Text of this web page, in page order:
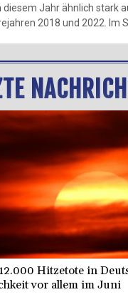
diesem Jahr ähnlich stark
2018 und 2022. Im
und Landwirtschaft
Niederschläge
auch in den
Hitzetote in
vor allem im Juni